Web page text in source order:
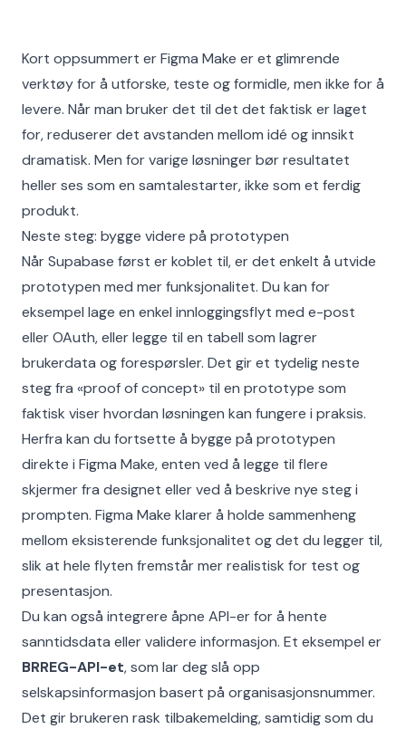
Kort oppsummert er Figma Make er et glimrende
verktøy for å utforske, teste og formidle, men ikke for å
levere. Når man bruker det til det det faktisk er laget
for, reduserer det avstanden mellom idé og innsikt
dramatisk. Men for varige løsninger bør resultatet
heller ses som en samtalestarter, ikke som et ferdig
produkt.
Neste steg: bygge videre på prototypen
Når Supabase først er koblet til, er det enkelt å utvide
prototypen med mer funksjonalitet. Du kan for
eksempel lage en enkel innloggingsflyt med e-post
eller OAuth, eller legge til en tabell som lagrer
brukerdata og forespørsler. Det gir et tydelig neste
steg fra «proof of concept» til en prototype som
faktisk viser hvordan løsningen kan fungere i praksis.
Herfra kan du fortsette å bygge på prototypen
direkte i Figma Make, enten ved å legge til flere
skjermer fra designet eller ved å beskrive nye steg i
prompten. Figma Make klarer å holde sammenheng
mellom eksisterende funksjonalitet og det du legger til,
slik at hele flyten fremstår mer realistisk for test og
presentasjon.
Du kan også integrere åpne API-er for å hente
sanntidsdata eller validere informasjon. Et eksempel er
BRREG-API-et, som lar deg slå opp
selskapsinformasjon basert på organisasjonsnummer.
Det gir brukeren rask tilbakemelding, samtidig som du